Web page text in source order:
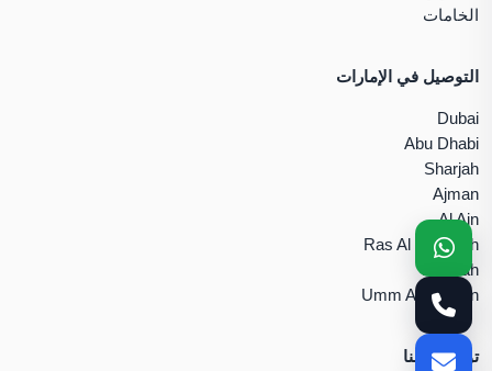
الخامات
التوصيل في الإمارات
Dubai
Abu Dhabi
Sharjah
Ajman
Al Ain
Ras Al Khaimah
Fujairah
Umm Al Quwain
تواصل معنا